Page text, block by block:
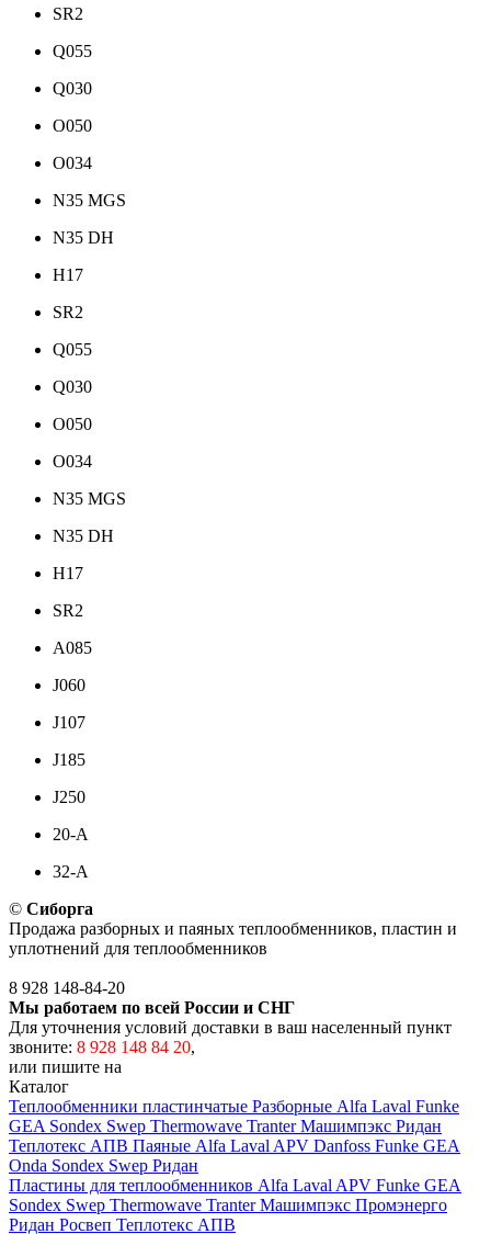
SR2
Q055
Q030
O050
O034
N35 MGS
N35 DH
H17
SR2
Q055
Q030
O050
O034
N35 MGS
N35 DH
H17
SR2
A085
J060
J107
J185
J250
20-A
32-A
© Сиборга
Продажа разборных и паяных теплообменников, пластин и
уплотнений для теплообменников
8 928 148-84-20
Мы работаем по всей России и СНГ
Для уточнения условий доставки в ваш населенный пункт
звоните: 8 928 148 84 20,
или пишите на
Каталог
Теплообменники пластинчатые Разборные Alfa Laval Funke
GEA Sondex Swep Thermowave TranterМашимпэкс Ридан
Теплотекс АПВ Паяные Alfa Laval APV Danfoss Funke GEA
Onda Sondex Swep Ридан
Пластины для теплообменников Alfa Laval APV Funke GEA
Sondex Swep Thermowave TranterМашимпэкс Промэнерго
Ридан Росвеп Теплотекс АПВ